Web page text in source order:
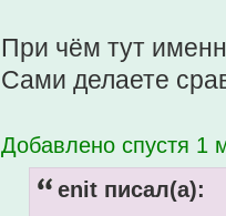
При чём тут
Сами делаете
Добавлено спустя 1
enit писал(а):